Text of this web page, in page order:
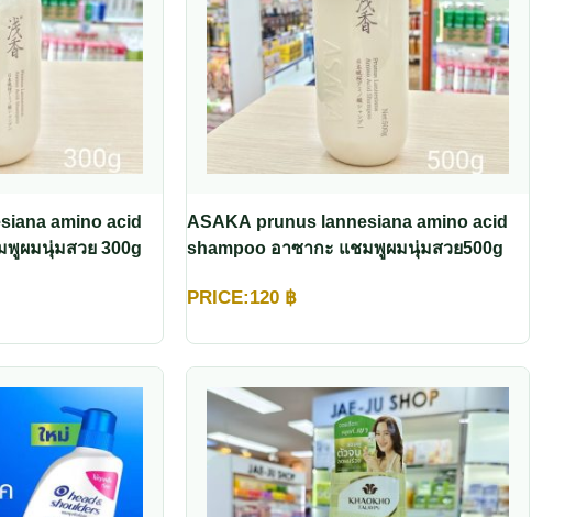
amino acid
พูผมนุ่มสวย 300g
ASAKA prunus lannesiana amino acid
shampoo อาซากะ แชมพูผมนุ่มสวย500g
PRICE:120 ฿